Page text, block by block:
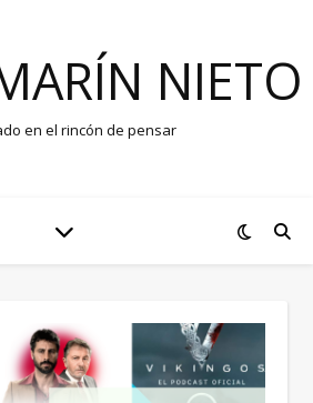
NIETO
en el rincón de pensar